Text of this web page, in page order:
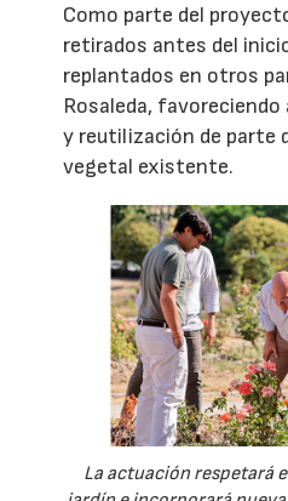
Como parte del
retirados antes del
replantados en otros
Rosaleda,
y reutilización de parte
vegetal existente.
La actuación respetará